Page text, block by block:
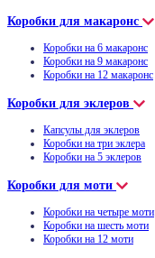
Коробки для макаронс
Коробки на 6 макаронс
Коробки на 9 макаронс
Коробки на 12 макаронс
Коробки для эклеров
Капсулы для эклеров
Коробки на три эклера
Коробки на 5 эклеров
Коробки для моти
Коробки на четыре моти
Коробки на шесть моти
Коробки на 12 моти